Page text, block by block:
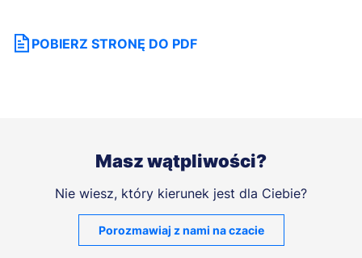
POBIERZ STRONĘ DO PDF
Masz wątpliwości?
Nie wiesz, który kierunek jest dla Ciebie?
Porozmawiaj z nami na czacie